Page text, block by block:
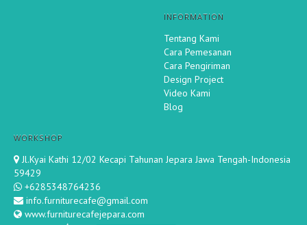
INFORMATION
Tentang Kami
Cara Pemesanan
Cara Pengiriman
Design Project
Video Kami
Blog
WORKSHOP
Jl.Kyai Kathi 12/02 Kecapi Tahunan Jepara Jawa Tengah-Indonesia
59429
+6285348764236
info.furniturecafe@gmail.com
www.furniturecafejepara.com